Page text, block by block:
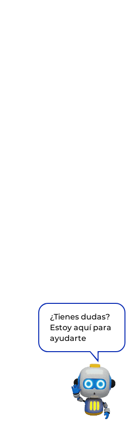
¿Tienes dudas?
Estoy aquí para
ayudarte